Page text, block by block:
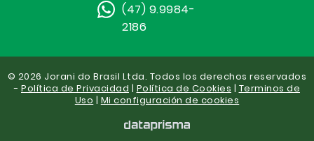
(47) 9.9984-
2186
© 2026 Jorani do Brasil Ltda. Todos los derechos reservados
- Política de Privacidad | Política de Cookies | Terminos de
Uso | Mi configuración de cookies